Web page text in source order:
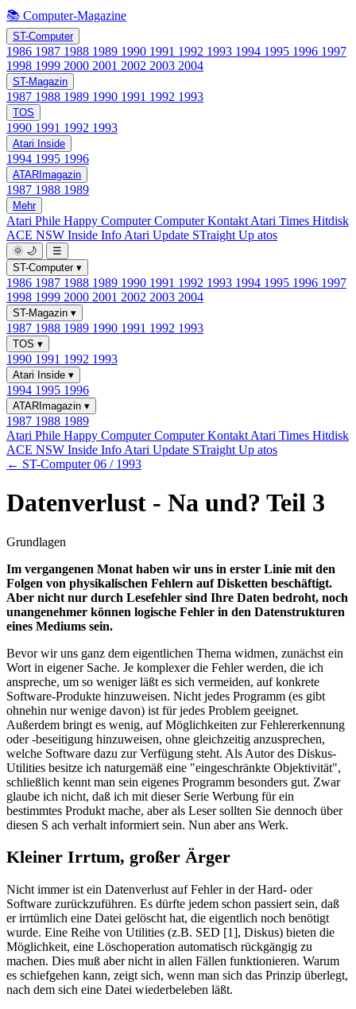
📚 Computer-Magazine
ST-Computer
1986 1987 1988 1989 1990 1991 1992 1993 1994 1995 1996 1997
1998 1999 2000 2001 2002 2003 2004
ST-Magazin
1987 1988 1989 1990 1991 1992 1993
TOS
1990 1991 1992 1993
Atari Inside
1994 1995 1996
ATARImagazin
1987 1988 1989
Mehr
Atari Phile Happy ComputerComputer Kontakt Atari Times Hitdisk
ACE NSW Inside Info Atari Update STraight Up atos
🌞 🌙
☰
ST-Computer ▾
1986 1987 1988 1989 1990 1991 1992 1993 1994 1995 1996 1997
1998 1999 2000 2001 2002 2003 2004
ST-Magazin ▾
1987 1988 1989 1990 1991 1992 1993
TOS ▾
1990 1991 1992 1993
Atari Inside ▾
1994 1995 1996
ATARImagazin ▾
1987 1988 1989
Atari Phile Happy ComputerComputer Kontakt Atari Times Hitdisk
ACE NSW Inside Info Atari Update STraight Up atos
← ST-Computer 06 / 1993
Datenverlust - Na und? Teil 3
Grundlagen
Im vergangenen Monat haben wir uns in erster Linie mit den
Folgen von physikalischen Fehlern auf Disketten beschäftigt.
Aber nicht nur durch Lesefehler sind Ihre Daten bedroht, noch
unangenehmer können logische Fehler in den Datenstrukturen
eines Mediums sein.
Bevor wir uns ganz dem eigentlichen Thema widmen, zunächst ein
Wort in eigener Sache. Je komplexer die Fehler werden, die ich
anspreche, um so weniger läßt es sich vermeiden, auf konkrete
Software-Produkte hinzuweisen. Nicht jedes Programm (es gibt
ohnehin nur wenige davon) ist für jedes Problem geeignet.
Außerdem bringt es wenig, auf Möglichkeiten zur Fehlererkennung
oder -beseitigung hinzuweisen, ohne gleichzeitig anzusprechen,
welche Software dazu zur Verfügung steht. Als Autor des Diskus-
Utilities besitze ich naturgemäß eine "eingeschränkte Objektivität",
schließlich kennt man sein eigenes Programm besonders gut. Zwar
glaube ich nicht, daß ich mit dieser Serie Werbung für ein
bestimmtes Produkt mache, aber als Leser sollten Sie dennoch über
diesen S ach verhalt informiert sein. Nun aber ans Werk.
Kleiner Irrtum, großer Ärger
Nicht immer ist ein Datenverlust auf Fehler in der Hard- oder
Software zurückzuführen. Es dürfte jedem schon passiert sein, daß
er irrtümlich eine Datei gelöscht hat, die eigentlich noch benötigt
wurde. Eine Reihe von Utilities (z.B. SED [1], Diskus) bieten die
Möglichkeit, eine Löschoperation automatisch rückgängig zu
machen. Dies muß aber nicht in allen Fällen funktionieren. Warum
es schiefgehen kann, zeigt sich, wenn man sich das Prinzip überlegt,
nach dem sich eine Datei wiederbeleben läßt.